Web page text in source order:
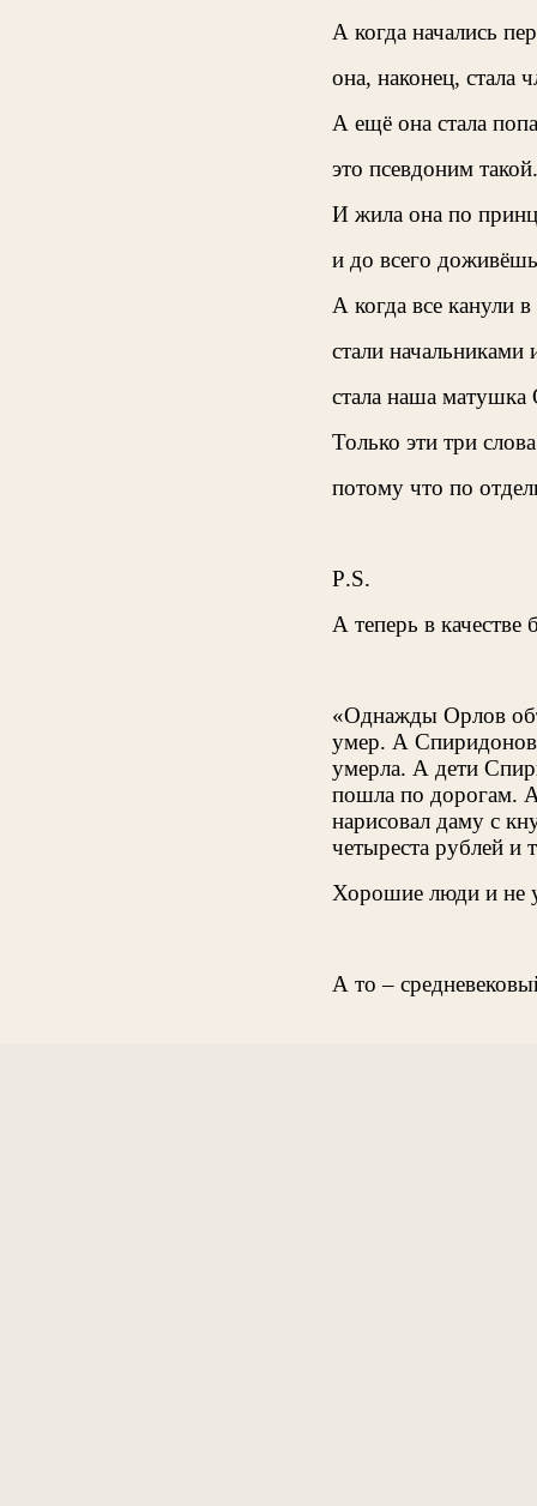
А когда начались
она, наконец, стала
А ещё она стала
это псевдоним такой.
И жила она по
и до всего
А когда все канули
стали
стала наша матушка
Только эти три
потому что по
P.S.
А теперь в качестве
«Однажды Орлов
умер. А Спиридонов
умерла. А дети
пошла по дорогам.
нарисовал даму с
четыреста рублей и
Хорошие люди и не
А то –